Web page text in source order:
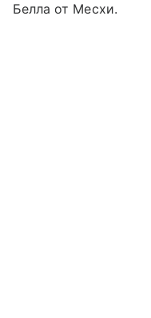
Белла от Месхи.